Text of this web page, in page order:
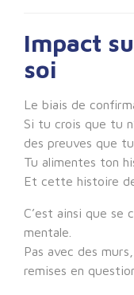
Impact
soi
Le biais de
Si tu crois que tu
des preuves que tu
Tu alimentes ton
Et cette histoire
C’est ainsi que se
mentale.
Pas avec des
remises en